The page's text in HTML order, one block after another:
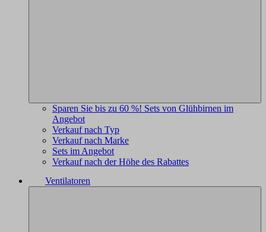
Sparen Sie bis zu 60 %! Sets von Glühbirnen im
Angebot
Verkauf nach Typ
Verkauf nach Marke
Sets im Angebot
Verkauf nach der Höhe des Rabattes
Ventilatoren